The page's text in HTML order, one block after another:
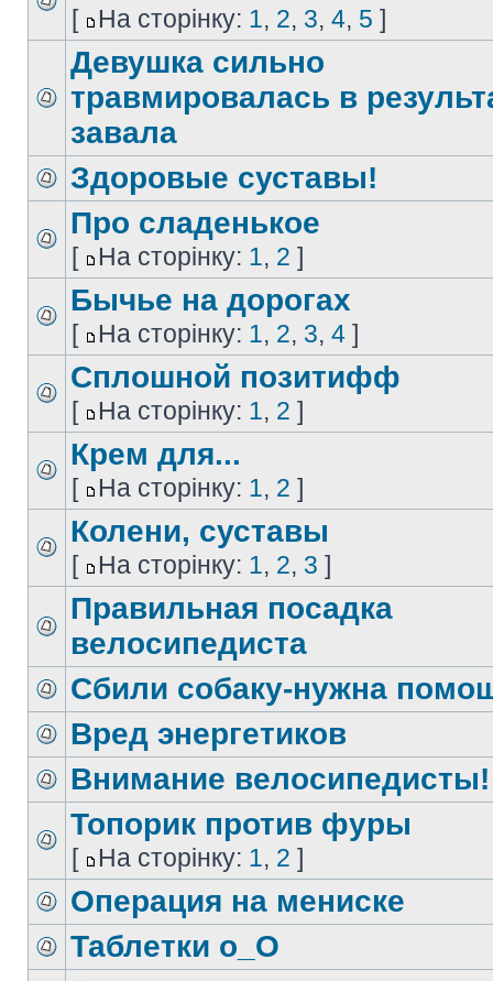
[ На сторінку: 1, 2, 3, 4, 5 ]
Девушка сильно
травмировалась в
завала
Здоровые суставы!
Про сладенькое
[ На сторінку: 1, 2 ]
Бычье на дорогах
[ На сторінку: 1, 2, 3, 4 ]
Сплошной позитифф
[ На сторінку: 1, 2 ]
Крем для...
[ На сторінку: 1, 2 ]
Колени, суставы
[ На сторінку: 1, 2, 3 ]
Правильная посадка
велосипедиста
Сбили собаку-нужна
Вред энергетиков
Внимание велосипедисты!
Топорик против фуры
[ На сторінку: 1, 2 ]
Операция на мениске
Таблетки о_О